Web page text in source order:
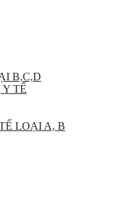
B,C,D
TẾ
LOẠI A, B